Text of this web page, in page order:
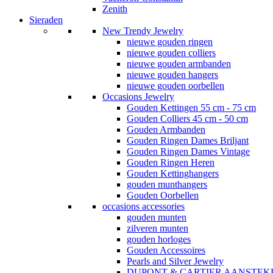
Zenith
Sieraden
New Trendy Jewelry
nieuwe gouden ringen
nieuwe gouden colliers
nieuwe gouden armbanden
nieuwe gouden hangers
nieuwe gouden oorbellen
Occasions Jewelry
Gouden Kettingen 55 cm - 75 cm
Gouden Colliers 45 cm - 50 cm
Gouden Armbanden
Gouden Ringen Dames Briljant
Gouden Ringen Dames Vintage
Gouden Ringen Heren
Gouden Kettinghangers
gouden munthangers
Gouden Oorbellen
occasions accessories
gouden munten
zilveren munten
gouden horloges
Gouden Accessoires
Pearls and Silver Jewelry